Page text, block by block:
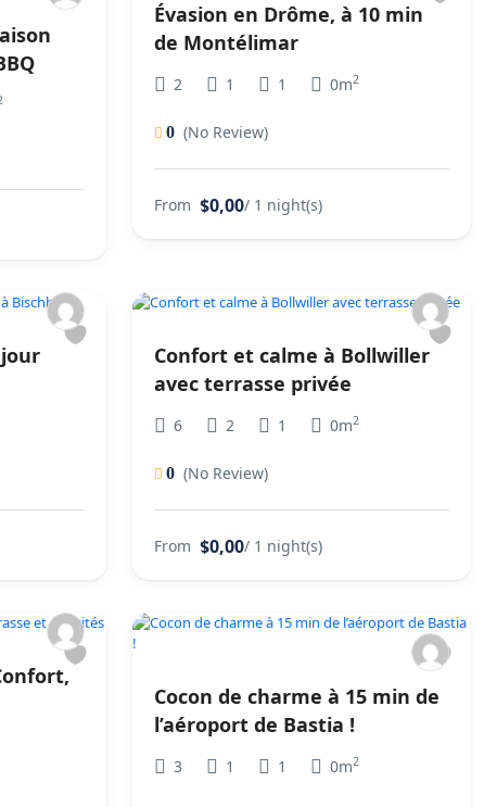
Évasion en Drôme, à 10 min
de Montélimar
2 1 1 0m2
0 (No Review)
From $0,00/ 1 night(s)
Confort et calme à Bollwiller
avec terrasse privée
6 2 1 0m2
0 (No Review)
From $0,00/ 1 night(s)
Cocon de charme à 15 min de
l’aéroport de Bastia !
3 1 1 0m2